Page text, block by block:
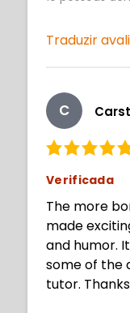
Traduzir
C
Verificada
The more
made
and humor.
some of the
tutor. Thanks